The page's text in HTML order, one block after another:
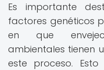
Es importante
factores genéticos
en que
ambientales tienen
este proceso.